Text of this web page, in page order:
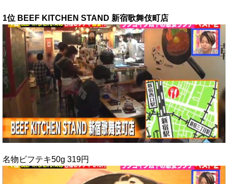
1位 BEEF KITCHEN STAND 新宿歌舞伎町店
名物ビフテキ50g 319円